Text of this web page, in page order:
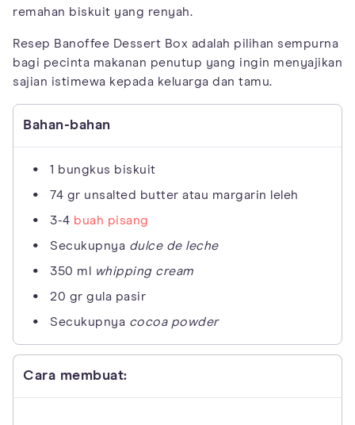
remahan biskuit yang renyah.
Resep Banoffee Dessert Box adalah pilihan sempurna
bagi pecinta makanan penutup yang ingin menyajikan
sajian istimewa kepada keluarga dan tamu.
Bahan-bahan
1 bungkus biskuit
74 gr unsalted butter atau margarin leleh
3-4 buah pisang
Secukupnya dulce de leche
350 ml
whipping cream
20 gr gula pasir
Secukupnya cocoa powder
Cara membuat: